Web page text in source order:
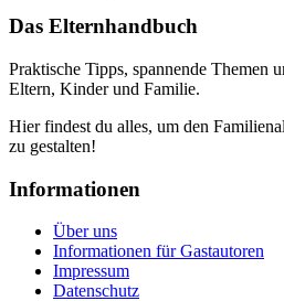
Das Elternhandbuch
Praktische Tipps, spannende Themen
Eltern, Kinder und Familie.
Hier findest du alles, um den
zu gestalten!
Informationen
Über uns
Informationen für Gastautoren
Impressum
Datenschutz